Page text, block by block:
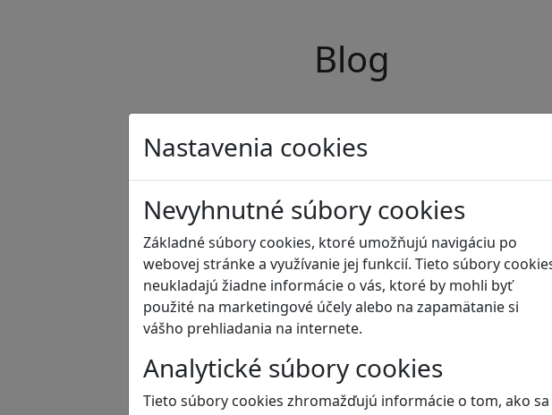
Nastavenia cookies
Nevyhnutné súbory cookies
Základné súbory cookies, ktoré umožňujú navigáciu po
webovej stránke a využívanie jej funkcií. Tieto súbory
neukladajú žiadne informácie o vás, ktoré by mohli byť
použité na marketingové účely alebo na zapamätanie si
vášho prehliadania na internete.
Analytické súbory cookies
Tieto súbory cookies zhromažďujú informácie o tom, ako sa
Blog